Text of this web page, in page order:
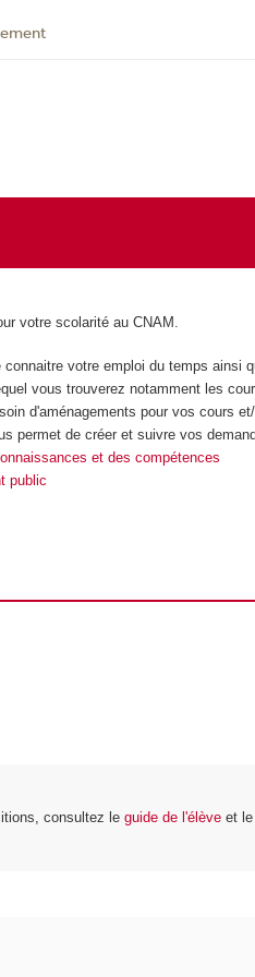
votre scolarité au CNAM.
votre emploi du temps ainsi
vous trouverez notamment les
d'aménagements pour vos cours
permet de créer et suivre vos
et des compétences
public
consultez leguide de l'élève et